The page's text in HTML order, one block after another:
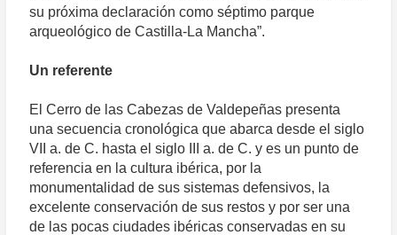
su próxima declaración como séptimo parque
arqueológico de Castilla-La Mancha”.
Un referente
El Cerro de las Cabezas de Valdepeñas presenta
una secuencia cronológica que abarca desde el siglo
VII a. de C. hasta el siglo III a. de C. y es un punto de
referencia en la cultura ibérica, por la
monumentalidad de sus sistemas defensivos, la
excelente conservación de sus restos y por ser una
de las pocas ciudades ibéricas conservadas en su